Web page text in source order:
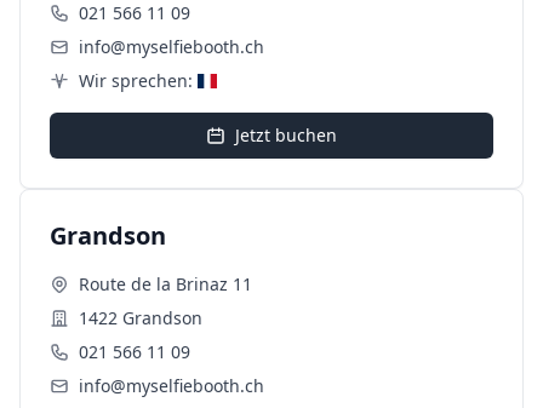
021 566 11 09
info@myselfiebooth.ch
Wir sprechen:
Jetzt buchen
Grandson
Route de la Brinaz 11
1422 Grandson
021 566 11 09
info@myselfiebooth.ch